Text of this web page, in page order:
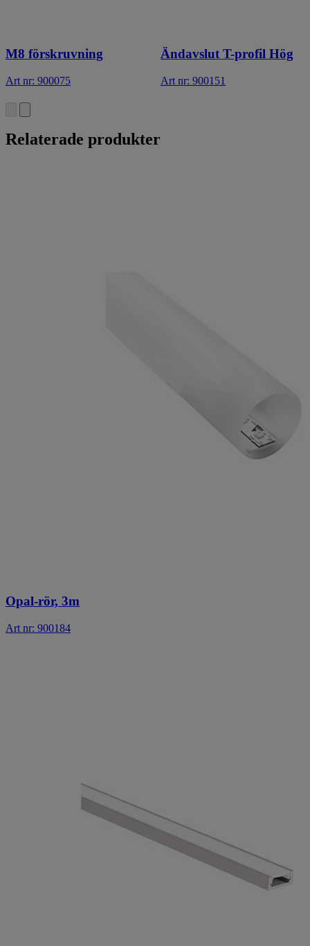
M8 förskruvning
Art nr: 900075
Ändavslut T-profil Hög
Art nr: 900151
Relaterade produkter
Opal-rör, 3m
Art nr: 900184